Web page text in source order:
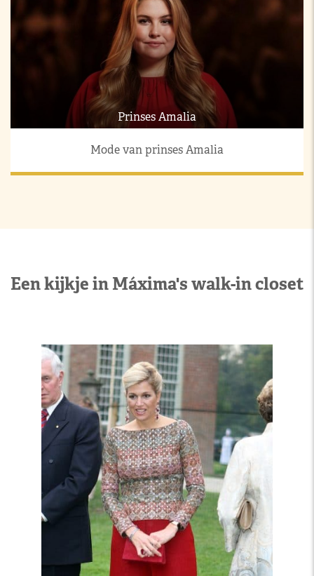
Prinses Amalia
Mode van prinses Amalia
Een kijkje in Máxima's walk-in closet